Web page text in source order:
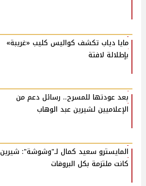
مايا دياب تكشف كواليس كليب «غريبة»
بإطلالة لافتة
بعد عودتها للمسرح.. رسائل دعم من
الإعلاميين لشيرين عبد الوهاب
المايسترو سعيد كمال لـ"وشوشة": شيرين
كانت ملتزمة بكل البروفات